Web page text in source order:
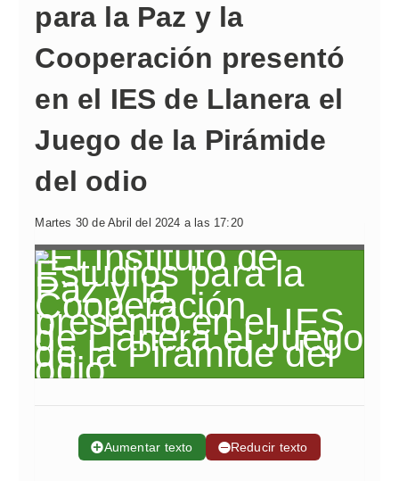
para la Paz y la
Cooperación presentó
en el IES de Llanera el
Juego de la Pirámide
del odio
Martes 30 de Abril del 2024 a las 17:20
➕Aumentar texto ➖Reducir texto